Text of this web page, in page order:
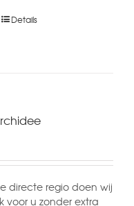
Details
directe regio doen wij
voor u zonder extra